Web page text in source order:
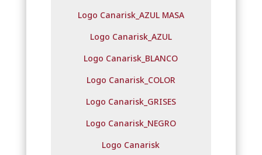
Logo Canarisk_AZUL MASA
Logo Canarisk_AZUL
Logo Canarisk_BLANCO
Logo Canarisk_COLOR
Logo Canarisk_GRISES
Logo Canarisk_NEGRO
Logo Canarisk